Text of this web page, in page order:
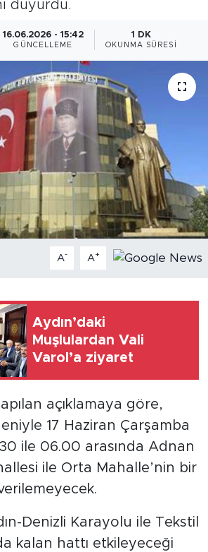
duyurdu.
16.06.2026 - 15:42
GÜNCELLEME
1 DK
OKUNMA SÜRESI
A- A+
Aydın’daki
Muşlulardan Vali
Varol’a ziyaret
açıklamaya göre,
17 Haziran Çarşamba
ile 06.00 arasında Adnan
ile Orta Mahalle’nin bir
Denizli Karayolu ile Tekstil
kalan hattı etkileyeceği